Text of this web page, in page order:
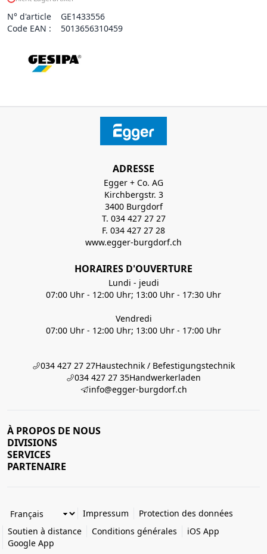
N° d'article
GE1433556
Code EAN :
5013656310459
ADRESSE
Egger + Co. AG
Kirchbergstr. 3
3400 Burgdorf
T. 034 427 27 27
F. 034 427 27 28
www.egger-burgdorf.ch
HORAIRES D'OUVERTURE
Lundi - jeudi
07:00 Uhr - 12:00 Uhr; 13:00 Uhr - 17:30 Uhr
Vendredi
07:00 Uhr - 12:00 Uhr; 13:00 Uhr - 17:00 Uhr
034 427 27 27Haustechnik / Befestigungstechnik
034 427 27 35Handwerkerladen
info@egger-burgdorf.ch
À PROPOS DE NOUS
DIVISIONS
SERVICES
PARTENAIRE
Impressum
Protection des données
Soutien à distance
Conditions générales
iOS App
Google App